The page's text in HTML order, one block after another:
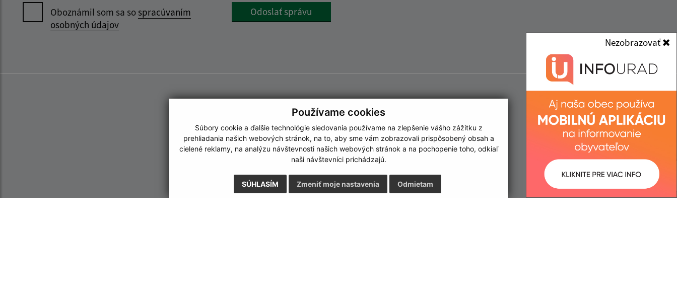
Používame cookies
Súbory cookie a ďalšie technológie sledovania používame na zlepšenie vášho zážitku z
prehliadania našich webových stránok, na to, aby sme vám zobrazovali prispôsobený obsah a
cielené reklamy, na analýzu návštevnosti našich webových stránok a na pochopenie toho, odkiaľ
naši návštevníci prichádzajú.
SÚHLASÍM Odmietam
Zmeniť moje nastavenia
Oboznámil som sa sospracúvaním
osobných údajov
Odoslať správu
Nezobrazovať